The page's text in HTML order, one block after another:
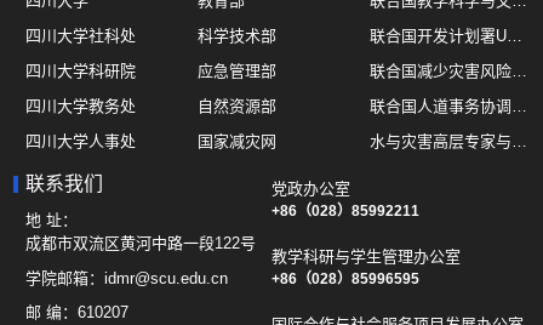
四川大学社科处
科学技术部
联合国开发计划署UNDP
四川大学科研院
应急管理部
联合国减少灾害风险办公室UNDRR
四川大学教务处
自然资源部
联合国人道事务协调厅OCHA
四川大学人事处
国家减灾网
水与灾害高层专家与领导组 HELP
四川大学国际处
综合减灾信息服务平台
地震与火山研究室
联系我们
地 址：
成都市双流区黄河中路一段122号
学院邮箱：idmr@scu.edu.cn
邮 编：610207
党政办公室
+86（028）85992211
教学科研与学生管理办公室
+86（028）85996595